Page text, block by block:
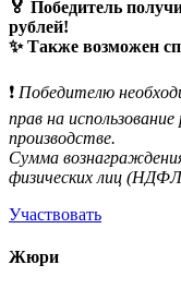
🏅 Победитель
рублей!
✨ Также возможен
❗ Победителю
прав на
производстве.
Сумма
физических лиц
Участвовать
Жюри